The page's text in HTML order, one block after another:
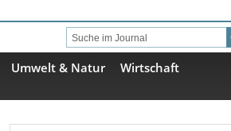
Umwelt & Natur
Wirtschaft